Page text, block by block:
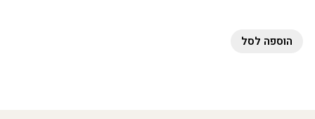
הוספה לסל